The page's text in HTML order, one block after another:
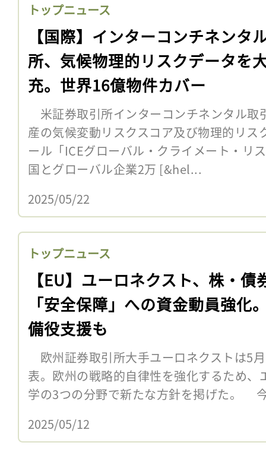
トップニュース
【国際】インターコンチネンタ
所、気候物理的リスクデータを
充。世界16億物件カバー
米証券取引所インターコンチネンタル取
産の気候変動リスクスコア及び物理的リス
ール「ICEグローバル・クライメート・リ
国とグローバル企業2万 [&hel...
2025/05/22
トップニュース
【EU】ユーロネクスト、株・債
「安全保障」への資金動員強化
備役支援も
欧州証券取引所大手ユーロネクストは5
表。欧州の戦略的自律性を強化するため
学の3つの分野で新たな方針を掲げた。
2025/05/12